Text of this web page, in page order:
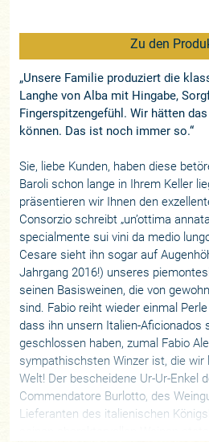
Zu den
„Unsere Familie produziert die
Langhe von Alba mit Hingabe,
Fingerspitzengefühl. Wir hätten
können. Das ist noch immer so.“
Sie, liebe Kunden, haben diese
Baroli schon lange in Ihrem Keller
präsentieren wir Ihnen den
Consorzio schreibt „un’ottima
specialmente sui vini da medio
Cesare sieht ihn sogar auf
Jahrgang 2016!) unseres
seinen Basisweinen, die von
sind. Fabio reiht wieder einmal
dass ihn unsern Italien-Aficionados
geschlossen haben, zumal Fabio
sympathischsten Winzer ist, die wir
Welt! Der bescheidene Ur-Ur-Enkel
Commendatore Burlotto, des
Lieferanten des italienischen
seinen charaktervollen Weinen